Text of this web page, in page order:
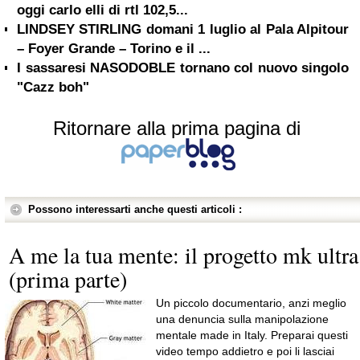
oggi carlo elli di rtl 102,5...
LINDSEY STIRLING domani 1 luglio al Pala Alpitour
– Foyer Grande – Torino e il ...
I sassaresi NASODOBLE tornano col nuovo singolo
"Cazz boh"
Ritornare alla prima pagina di
Possono interessarti anche questi articoli :
A me la tua mente: il progetto mk ultra
(prima parte)
Un piccolo documentario, anzi meglio
una denuncia sulla manipolazione
mentale made in Italy. Preparai questi
video tempo addietro e poi li lasciai